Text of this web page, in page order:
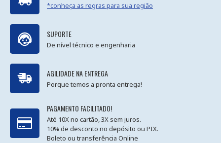
*conheça as regras para sua região
SUPORTE
De nível técnico e engenharia
AGILIDADE NA ENTREGA
Porque temos a pronta entrega!
PAGAMENTO FACILITADO!
Até 10X no cartão, 3X sem juros.
10% de desconto no depósito ou PIX.
Boleto ou transferência Online